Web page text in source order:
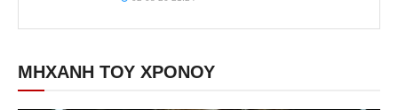
ΜΗΧΑΝΗ ΤΟΥ ΧΡΟΝΟΥ